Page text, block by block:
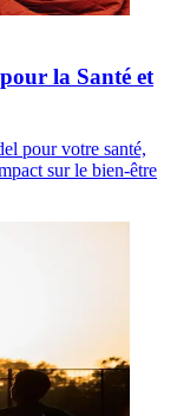
la Santé et
pour votre santé,
sur le bien-être